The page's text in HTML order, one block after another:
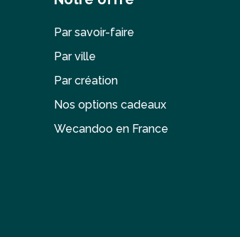
Par savoir-faire
Par ville
Par création
Nos options cadeaux
Wecandoo en France